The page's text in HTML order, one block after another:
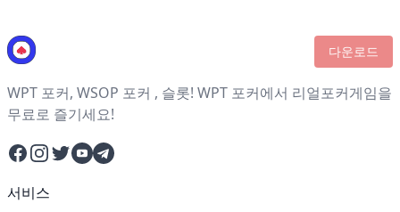
다운로드
WPT 포커, WSOP 포커 , 슬롯! WPT 포커에서 리얼포커게임을
무료로 즐기세요!
Facebook
Instagram
Twitter
YouTube
Telegram
서비스